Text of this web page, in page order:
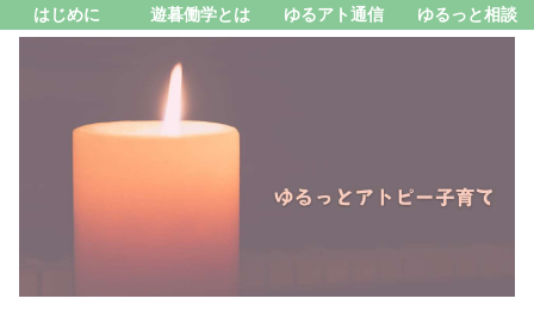
はじめに 遊暮働学とは ゆるアト通信 ゆるっと相談